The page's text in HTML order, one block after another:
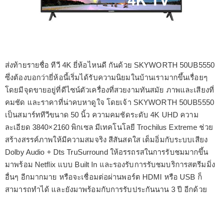
ส่งท้ายรายชื่อ ทีวี 4K ยี่ห้อไหนดี กันด้วย SKYWORTH 50UB5550
ซึ่งต้องบอกว่ายี่ห้อนี้เริ่มได้รับความนิยมในบ้านเรามากขึ้นเรื่อยๆ
โดยมีจุดขายอยู่ที่ดีไซน์ตัวเครื่องที่สวยงามทันสมัย ภาพและเสียงที่
คมชัด และราคาที่น่าคบหาดูใจ โดยเจ้า SKYWORTH 50UB5550
เป็นสมาร์ททีวีขนาด 50 นิ้ว ความคมชัดระดับ 4K UHD ความ
ละเอียด 3840×2160 พิกเซล มีเทคโนโลยี Trochilus Extreme ช่วย
สร้างสรรค์ภาพให้มีความสมจริง สีสันสดใส เต็มอิ่มกับระบบเสียง
Dolby Audio + Dts TruSurround ให้อรรถรสในการรับชมมากขึ้น
มาพร้อม Netflix แบบ Built In และรองรับการรับชมบริการสตรีมมิ่ง
อื่นๆ อีกมากมาย หรือจะเชื่อมต่อผ่านพอร์ต HDMI หรือ USB ก็
สามารถทำได้ และยังมาพร้อมกับการรับประกันนาน 3 ปี อีกด้วย